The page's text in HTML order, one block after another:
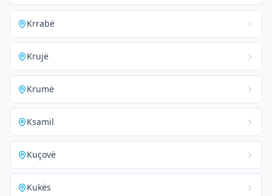
Krrabë
Krujë
Krumë
Ksamil
Kuçovë
Kukës